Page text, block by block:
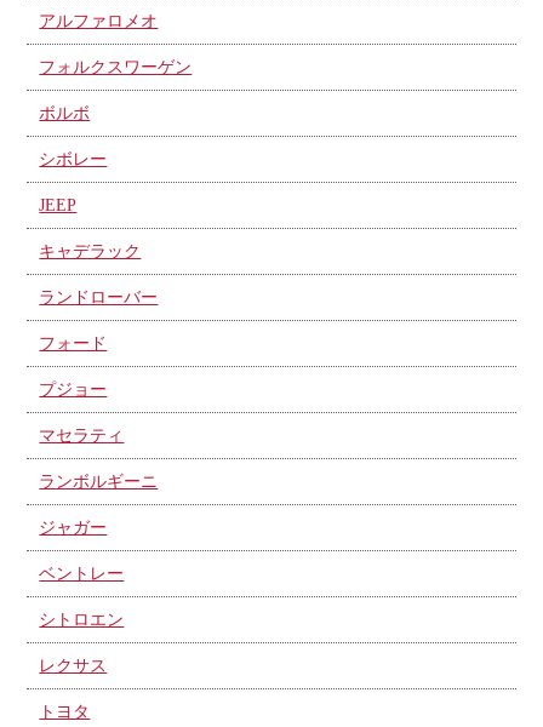
アルファロメオ
フォルクスワーゲン
ボルボ
シボレー
JEEP
キャデラック
ランドローバー
フォード
プジョー
マセラティ
ランボルギーニ
ジャガー
ベントレー
シトロエン
レクサス
トヨタ